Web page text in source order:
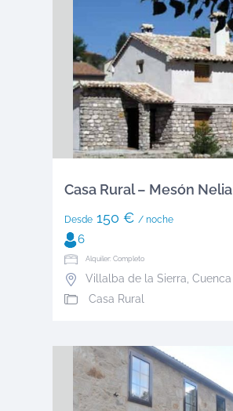
Casa Rural – Mesón Nelia
Desde150 € / noche
6
Alquiler: Completo
Villalba de la Sierra, Cuenca
Casa Rural